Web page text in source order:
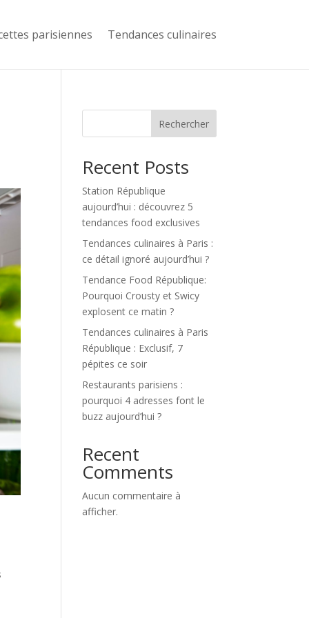
parisiennes Tendances culinaires
Rechercher
Recent Posts
Station République
aujourd’hui : découvrez 5
tendances food exclusives
Tendances culinaires à Paris :
ce détail ignoré aujourd’hui ?
Tendance Food République:
Pourquoi Crousty et Swicy
explosent ce matin ?
Tendances culinaires à Paris
République : Exclusif, 7
pépites ce soir
Restaurants parisiens :
pourquoi 4 adresses font le
buzz aujourd’hui ?
Recent
Comments
Aucun commentaire à
afficher.